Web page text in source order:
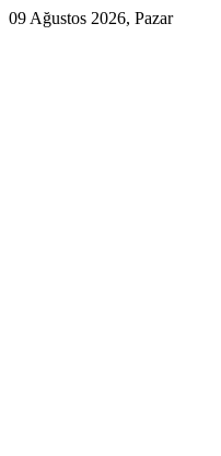
09 Ağustos 2026, Pazar